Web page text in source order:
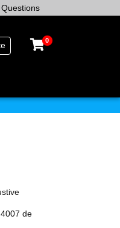
0
4007 de